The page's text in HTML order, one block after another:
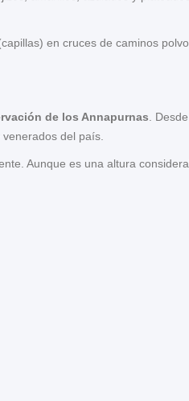
en cruces de caminos
de los Annapurnas . Desde
del país.
Aunque es una altura